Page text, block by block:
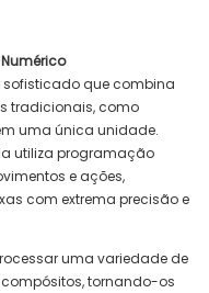
que combina
tradicionais, como
uma única unidade.
utiliza programação
e ações,
com extrema precisão e
uma variedade de
tornando-os